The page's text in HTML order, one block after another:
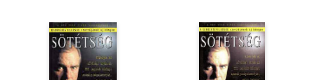
Művészet
Szakkönyv